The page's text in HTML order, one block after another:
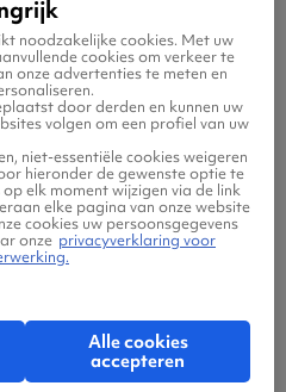
noodzakelijke cookies. Met uw
cookies om verkeer te
onze advertenties te meten en
door derden en kunnen uw
volgen om een profiel van uw
niet-essentiële cookies weigeren
hieronder de gewenste optie te
elk moment wijzigen via de link
elke pagina van onze website
cookies uw persoonsgegevens
onze privacyverklaring voor
Alle cookies
accepteren